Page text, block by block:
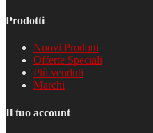
Prodotti
Nuovi Prodotti
Offerte Speciali
Più venduti
Marchi
Il tuo account